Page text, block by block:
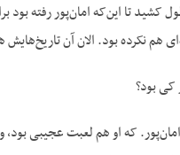
تا این‌که امان‌پور رفته بود
هم نکرده بود. الان آن
بود؟
که او هم لعبت عجیبی بود،